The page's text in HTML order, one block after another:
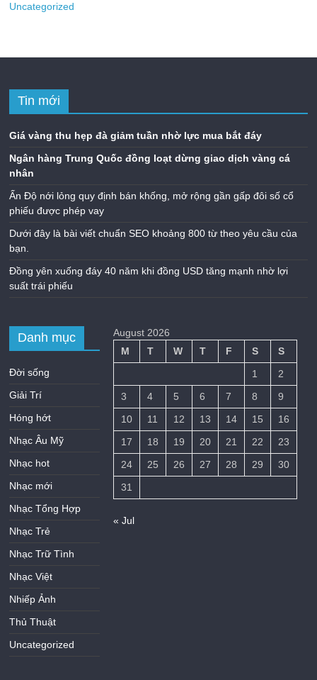
Uncategorized
Tin mới
Giá vàng thu hẹp đà giảm tuần nhờ lực mua bắt đáy
Ngân hàng Trung Quốc đồng loạt dừng giao dịch vàng cá
nhân
Ấn Độ nới lỏng quy định bán khống, mở rộng gần gấp đôi số cổ
phiếu được phép vay
Dưới đây là bài viết chuẩn SEO khoảng 800 từ theo yêu cầu của
bạn.
Đồng yên xuống đáy 40 năm khi đồng USD tăng mạnh nhờ lợi
suất trái phiếu
Danh mục
Đời sống
Giải Trí
Hóng hớt
Nhạc Âu Mỹ
Nhạc hot
Nhạc mới
Nhạc Tổng Hợp
Nhạc Trẻ
Nhạc Trữ Tình
Nhạc Việt
Nhiếp Ảnh
Thủ Thuật
Uncategorized
August 2026
M
T W T F S
S
1
2
3
4 5 6 7 8
9
10
11 12 13 14 15
16
17
18 19 20 21 22
23
24
25 26 27 28 29
30
31
« Jul